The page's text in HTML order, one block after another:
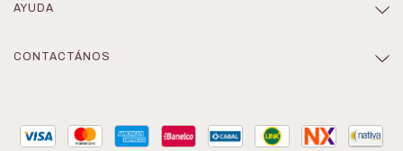
AYUDA
CONTACTÁNOS